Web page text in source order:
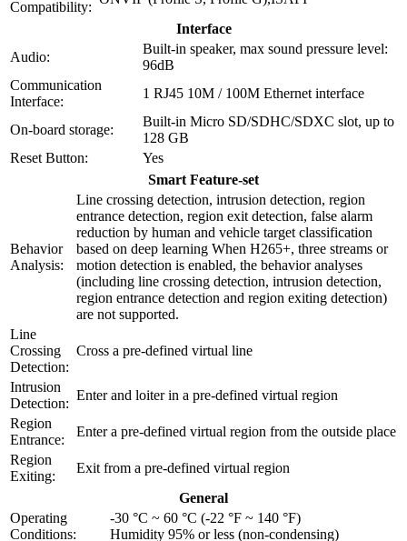
Compatibility:
Interface
Audio:
Built-in speaker, max sound pressure level:
96dB
Communication
Interface:
1 RJ45 10M / 100M Ethernet interface
On-board storage:
Built-in Micro SD/SDHC/SDXC slot, up to
128 GB
Reset Button:
Yes
Smart Feature-set
Behavior
Analysis:
Line crossing detection, intrusion detection, region
entrance detection, region exit detection, false alarm
reduction by human and vehicle target classification
based on deep learning When H265+, three streams or
motion detection is enabled, the behavior analyses
(including line crossing detection, intrusion detection,
region entrance detection and region exiting detection)
are not supported.
Line
Crossing
Detection:
Cross a pre-defined virtual line
Intrusion
Detection:
Enter and loiter in a pre-defined virtual region
Region
Entrance:
Enter a pre-defined virtual region from the outside place
Region
Exiting:
Exit from a pre-defined virtual region
General
Operating
Conditions:
-30 °C ~ 60 °C (-22 °F ~ 140 °F)
Humidity 95% or less (non-condensing)